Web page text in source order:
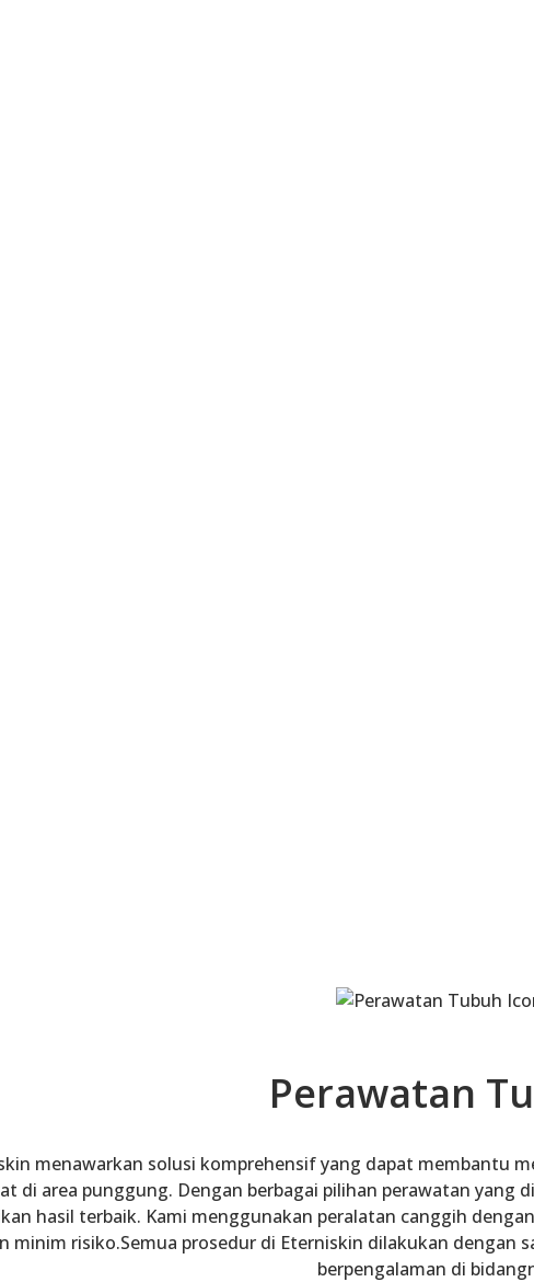
Perawatan
menawarkan solusi komprehensif yang dapat membantu
di area punggung. Dengan berbagai pilihan perawatan
hasil terbaik. Kami menggunakan peralatan canggih
minim risiko.Semua prosedur di Eterniskin dilakukan
berpengalaman di